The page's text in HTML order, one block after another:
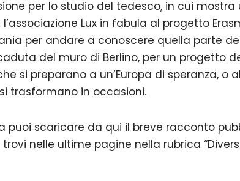
per lo studio del tedesco, in cui
Lux in fabula al progetto
per andare a conoscere quella parte
del muro di Berlino, per un progetto
si preparano a un’Europa di speranza, o
trasformano in occasioni.
puoi scaricare da qui il breve racconto
nelle ultime pagine nella rubrica